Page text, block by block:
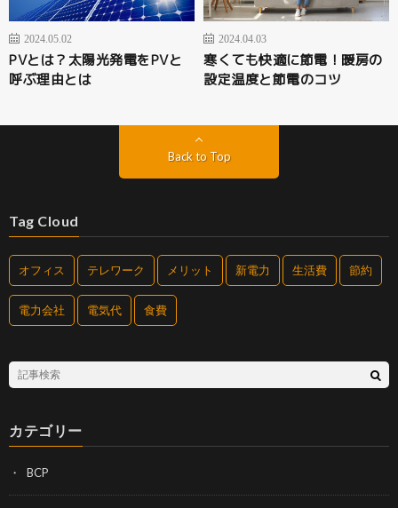
2024.05.02
PVとは？太陽光発電をPVと
呼ぶ理由とは
2024.04.03
寒くても快適に節電！暖房の
設定温度と節電のコツ
Back to Top
Tag Cloud
オフィス テレワーク メリット 新電力 生活費 節約
電力会社 電気代 食費
カテゴリー
BCP